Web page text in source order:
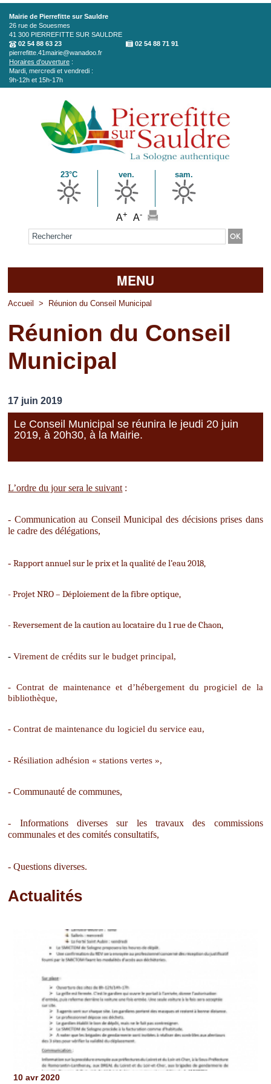
Aller au contenu principal
Mairie de Pierrefitte sur Sauldre
26 rue de Souesmes
41 300 PIERREFITTE SUR SAULDRE
02 54 88 63 23
02 54 88 71 91
pierrefitte.41mairie@wanadoo.fr
Horaires d'ouverture :
Mardi, mercredi et vendredi :
9h-12h et 15h-17h
23°C ven. sam.
A+ A-
Formulaire de recherche
MENU
Accueil
La mairie
Découvrir Pierrefitte
Vos professionnels
Loisirs
Accueil > Réunion du Conseil Municipal
Réunion du Conseil
Municipal
17 juin 2019
Le Conseil Municipal se réunira le jeudi 20 juin
2019, à 20h30, à la Mairie.
L’ordre du jour sera le suivant :
- Communication au Conseil Municipal des décisions prises dans
le cadre des délégations,
-Rapport annuel sur le prix et la qualité de l’eau 2018,
- Projet NRO – Déploiement de la fibre optique,
- Reversement de la caution au locataire du 1 rue de Chaon,
-Virement de crédits sur le budget principal,
- Contrat de maintenance et d’hébergement du progiciel de la
bibliothèque,
- Contrat de maintenance du logiciel du service eau,
- Résiliation adhésion « stations vertes »,
- Communauté de communes,
- Informations diverses sur les travaux des commissions
communales et des comités consultatifs,
- Questions diverses.
Actualités
10 avr 2020